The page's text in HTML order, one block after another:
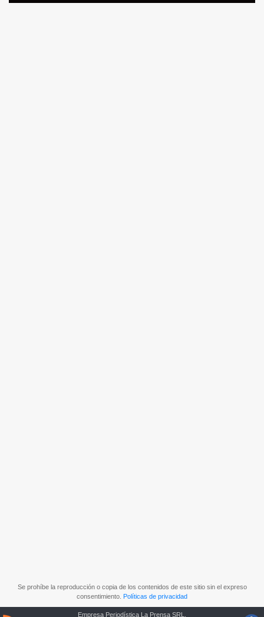
Se prohíbe la reproducción o copia de los contenidos de este sitio sin el expreso
consentimiento. Políticas de privacidad
Empresa Periodística La Prensa SRL.